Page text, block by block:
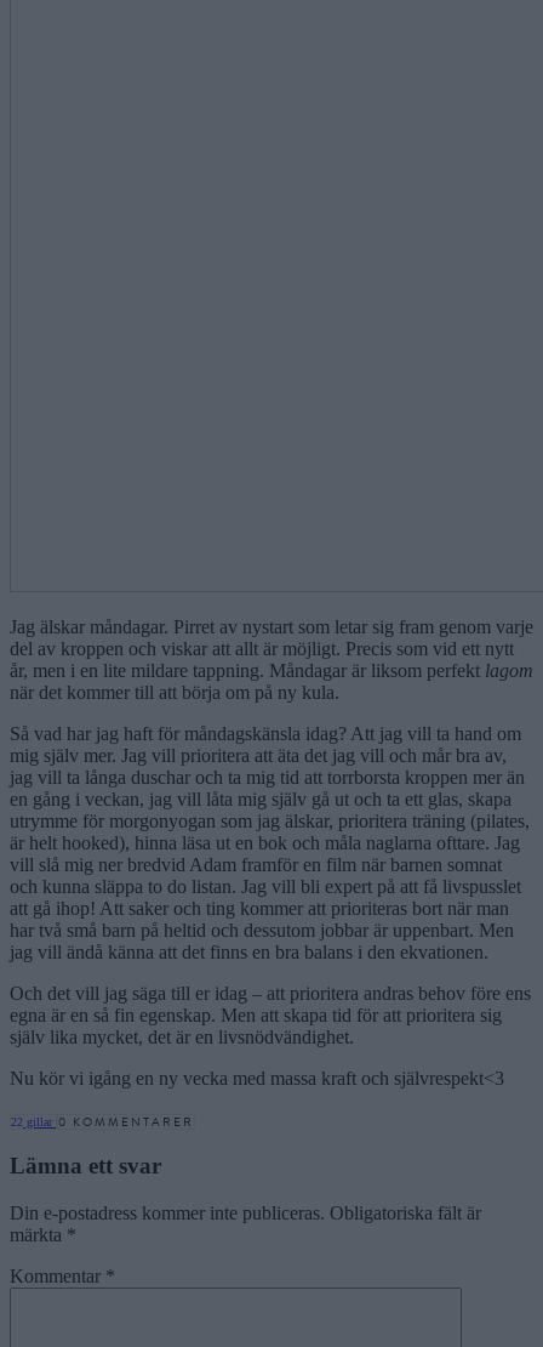
Jag älskar måndagar. Pirret av nystart som letar sig fram genom varje
del av kroppen och viskar att allt är möjligt. Precis som vid ett nytt
år, men i en lite mildare tappning. Måndagar är liksom perfekt lagom
när det kommer till att börja om på ny kula.
Så vad har jag haft för måndagskänsla idag? Att jag vill ta hand om
mig själv mer. Jag vill prioritera att äta det jag vill och mår bra av,
jag vill ta långa duschar och ta mig tid att torrborsta kroppen mer än
en gång i veckan, jag vill låta mig själv gå ut och ta ett glas, skapa
utrymme för morgonyogan som jag älskar, prioritera träning (pilates,
är helt hooked), hinna läsa ut en bok och måla naglarna ofttare. Jag
vill slå mig ner bredvid Adam framför en film när barnen somnat
och kunna släppa to do listan. Jag vill bli expert på att få livspusslet
att gå ihop! Att saker och ting kommer att prioriteras bort när man
har två små barn på heltid och dessutom jobbar är uppenbart. Men
jag vill ändå känna att det finns en bra balans i den ekvationen.
Och det vill jag säga till er idag – att prioritera andras behov före ens
egna är en så fin egenskap. Men att skapa tid för att prioritera sig
själv lika mycket, det är en livsnödvändighet.
Nu kör vi igång en ny vecka med massa kraft och självrespekt<3
22 gillar 0 KOMMENTARER
Lämna ett svar
Din e-postadress kommer inte publiceras. Obligatoriska fält är
märkta *
Kommentar *